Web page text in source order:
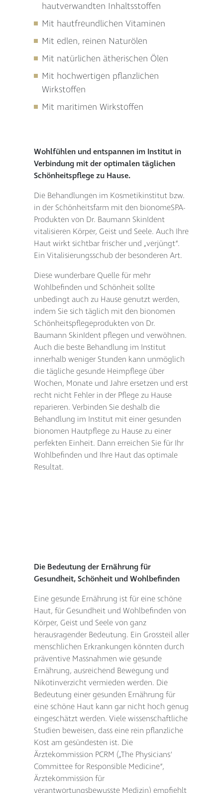
hautverwandten Inhaltsstoffen
Mit hautfreundlichen Vitaminen
Mit edlen, reinen Naturölen
Mit natürlichen ätherischen Ölen
Mit hochwertigen pflanzlichen
Wirkstoffen
Mit maritimen Wirkstoffen
Wohlfühlen und entspannen im Institut in
Verbindung mit der optimalen täglichen
Schönheitspflege zu Hause.
Die Behandlungen im Kosmetikinstitut bzw.
in der Schönheitsfarm mit den bionomeSPA-
Produkten von Dr. Baumann SkinIdent
vitalisieren Körper, Geist und Seele. Auch Ihre
Haut wirkt sichtbar frischer und „verjüngt“.
Ein Vitalisierungsschub der besonderen Art.
Diese wunderbare Quelle für mehr
Wohlbefinden und Schönheit sollte
unbedingt auch zu Hause genutzt werden,
indem Sie sich täglich mit den bionomen
Schönheitspflegeprodukten von Dr.
Baumann SkinIdent pflegen und verwöhnen.
Auch die beste Behandlung im Institut
innerhalb weniger Stunden kann unmöglich
die tägliche gesunde Heimpflege über
Wochen, Monate und Jahre ersetzen und erst
recht nicht Fehler in der Pflege zu Hause
reparieren. Verbinden Sie deshalb die
Behandlung im Institut mit einer gesunden
bionomen Hautpflege zu Hause zu einer
perfekten Einheit. Dann erreichen Sie für Ihr
Wohlbefinden und Ihre Haut das optimale
Resultat.
Die Bedeutung der Ernährung für
Gesundheit, Schönheit und Wohlbefinden
Eine gesunde Ernährung ist für eine schöne
Haut, für Gesundheit und Wohlbefinden von
Körper, Geist und Seele von ganz
herausragender Bedeutung. Ein Grossteil aller
menschlichen Erkrankungen könnten durch
präventive Massnahmen wie gesunde
Ernährung, ausreichend Bewegung und
Nikotinverzicht vermieden werden. Die
Bedeutung einer gesunden Ernährung für
eine schöne Haut kann gar nicht hoch genug
eingeschätzt werden. Viele wissenschaftliche
Studien beweisen, dass eine rein pflanzliche
Kost am gesündesten ist. Die
Ärztekommission PCRM („The Physicians‘
Committee for Responsible Medicine“,
Ärztekommission für
verantwortungsbewusste Medizin) empfiehlt